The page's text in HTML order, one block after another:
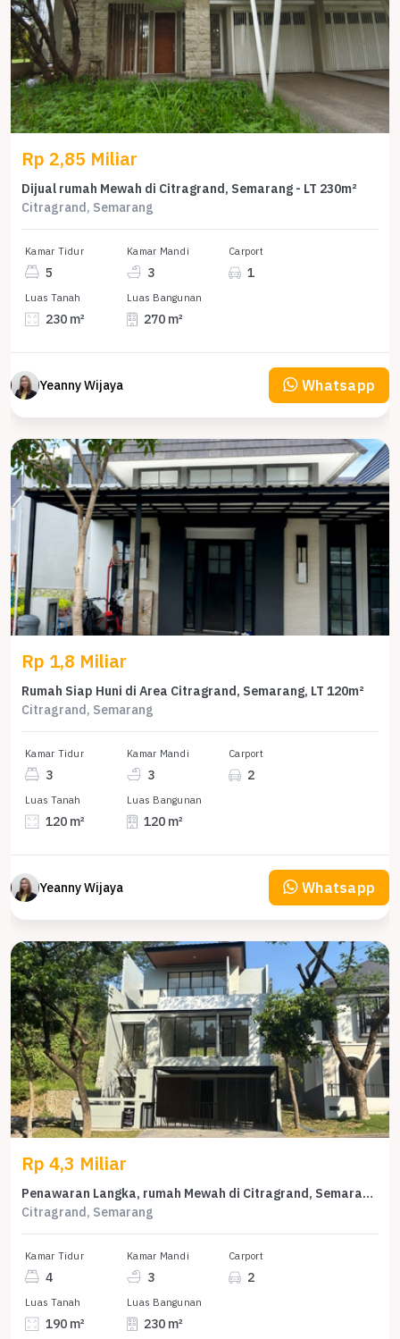
Rp 2,85 Miliar
Dijual rumah Mewah di Citragrand, Semarang - LT 230m²
Citragrand, Semarang
Kamar Tidur
5
Kamar Mandi
3
Carport
1
Luas Tanah
230 m²
Luas Bangunan
270 m²
Yeanny Wijaya Whatsapp
Rp 1,8 Miliar
Rumah Siap Huni di Area Citragrand, Semarang, LT 120m²
Citragrand, Semarang
Kamar Tidur
3
Kamar Mandi
3
Carport
2
Luas Tanah
120 m²
Luas Bangunan
120 m²
Yeanny Wijaya Whatsapp
Rp 4,3 Miliar
Penawaran Langka, rumah Mewah di Citragrand, Semarang, LB 230m²
Citragrand, Semarang
Kamar Tidur
4
Kamar Mandi
3
Carport
2
Luas Tanah
190 m²
Luas Bangunan
230 m²